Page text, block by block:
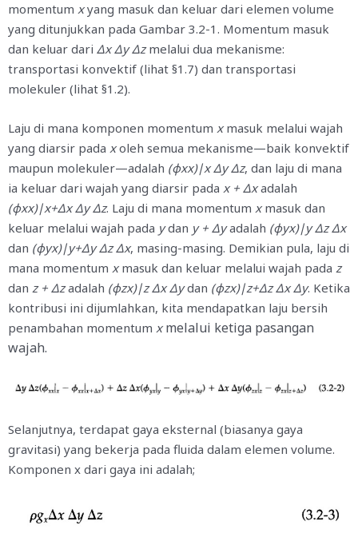
momentum xyang masuk dan keluar dari elemen volume
yang ditunjukkan pada Gambar 3.2-1. Momentum masuk
dan keluar dari Δx Δy Δzmelalui dua mekanisme:
transportasi konvektif (lihat §1.7) dan transportasi
molekuler (lihat §1.2).
Laju di mana komponen momentum xmasuk melalui wajah
yang diarsir pada xoleh semua mekanisme—baik konvektif
maupun molekuler—adalah (φxx)∣xΔy Δz, dan laju di mana
ia keluar dari wajah yang diarsir pada x + Δxadalah
(φxx)∣x+ΔxΔy Δz. Laju di mana momentum xmasuk dan
keluar melalui wajah pada ydan y + Δyadalah (φyx)∣yΔz Δx
dan (φyx)∣y+ΔyΔz Δx, masing-masing. Demikian pula, laju di
mana momentum xmasuk dan keluar melalui wajah pada z
dan z + Δzadalah (φzx)∣zΔx Δydan (φzx)∣z+ΔzΔx Δy. Ketika
kontribusi ini dijumlahkan, kita mendapatkan laju bersih
penambahan momentum x melalui ketiga pasangan
wajah.
Selanjutnya, terdapat gaya eksternal (biasanya gaya
gravitasi) yang bekerja pada fluida dalam elemen volume.
Komponen x dari gaya ini adalah;